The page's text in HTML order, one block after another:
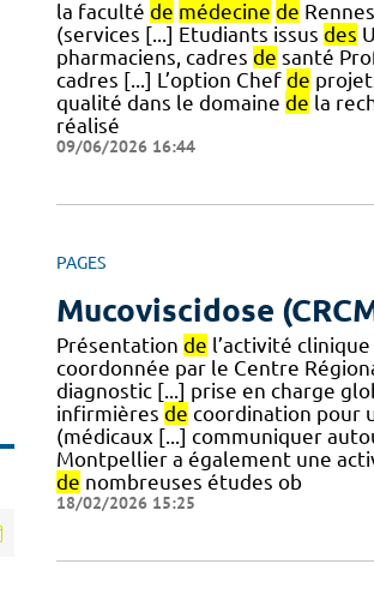
la faculté de médecine de
(services [...] Etudiants issus des
pharmaciens, cadres de santé
cadres [...] L’option Chef de
qualité dans le domaine de la
réalisé
09/06/2026 16:44
PAGES
Mucoviscidose
Présentation de l’activité clinique
coordonnée par le Centre
diagnostic [...] prise en charge
infirmières de coordination pour
(médicaux [...] communiquer
Montpellier a également une
de nombreuses études ob
18/02/2026 15:25